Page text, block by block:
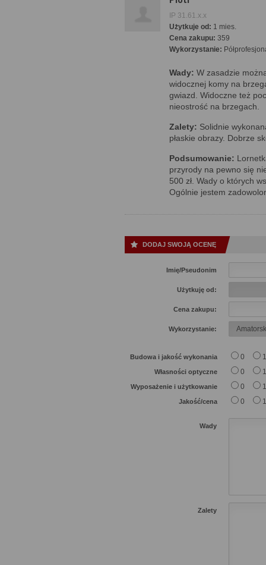
IP 31.61.x.x
Użytkuje od: 1 mies.
Cena zakupu: 359
Wykorzystanie:
Wady: W zasadzie
widocznej komy na
gwiazd. Widoczne też
nieostrość na brzegach.
Zalety: Solidnie
płaskie obrazy. Dobrze
Podsumowanie:
przyrody na pewno się
500 zł. Wady o których
Ogólnie jestem
DODAJ SWOJĄ OCENĘ
Imię/Pseudonim
Użytkuję od:
Cena zakupu:
Wykorzystanie:
Budowa i jakość wykonania 0 1
Własności optyczne 0 1
Wyposażenie i użytkowanie 0 1
Jakość/cena 0 1
Wady
Zalety